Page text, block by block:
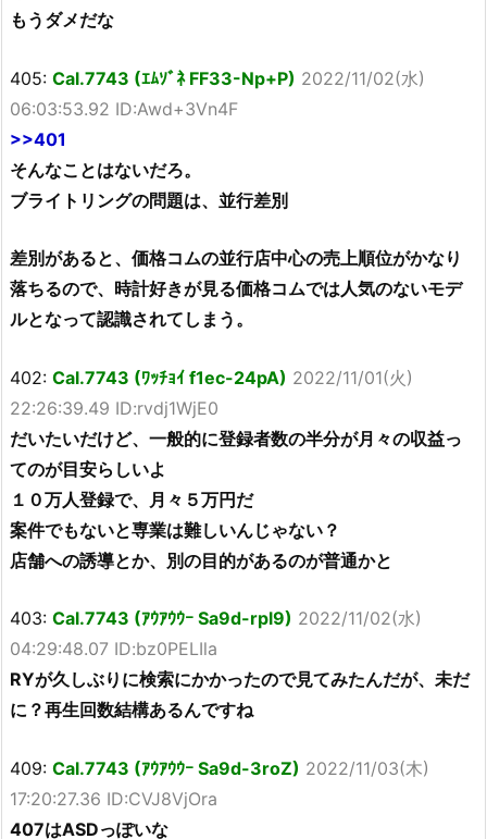
もうダメだな
405: Cal.7743 (ｴﾑｿﾞﾈ FF33-Np+P) 2022/11/02(水)
06:03:53.92 ID:Awd+3Vn4F
>>401
そんなことはないだろ。
ブライトリングの問題は、並行差別
差別があると、価格コムの並行店中心の売上順位がかなり
落ちるので、時計好きが見る価格コムでは人気のないモデ
ルとなって認識されてしまう。
402: Cal.7743 (ﾜｯﾁｮｲ f1ec-24pA) 2022/11/01(火)
22:26:39.49 ID:rvdj1WjE0
だいたいだけど、一般的に登録者数の半分が月々の収益っ
てのが目安らしいよ
１０万人登録で、月々５万円だ
案件でもないと専業は難しいんじゃない？
店舗への誘導とか、別の目的があるのが普通かと
403: Cal.7743 (ｱｳｱｳｳｰ Sa9d-rpl9) 2022/11/02(水)
04:29:48.07 ID:bz0PELIla
RYが久しぶりに検索にかかったので見てみたんだが、未だ
に？再生回数結構あるんですね
409: Cal.7743 (ｱｳｱｳｳｰ Sa9d-3roZ) 2022/11/03(木)
17:20:27.36 ID:CVJ8VjOra
407はASDっぽいな